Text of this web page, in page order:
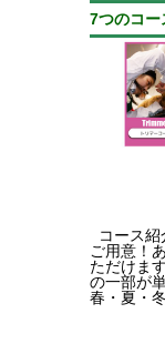
7つのコー
コース紹
ご用意！
ただけま
の一部が
春・夏・